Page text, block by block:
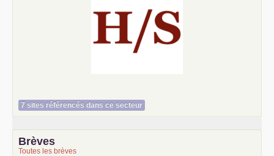
7 sites référencés dans ce secteur
Brèves
Toutes les brèves